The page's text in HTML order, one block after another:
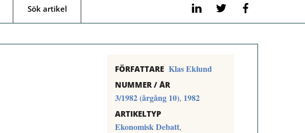
Sök artikel
FÖRFATTARE Klas Eklund
NUMMER / ÅR
3/1982 (årgång 10), 1982
ARTIKELTYP
Ekonomisk Debatt,